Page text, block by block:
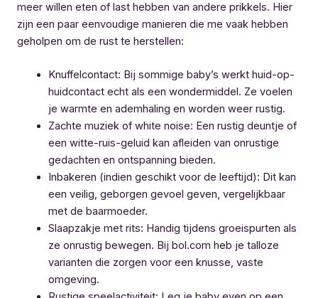
meer willen eten of last hebben van andere prikkels. Hier
zijn een paar eenvoudige manieren die me vaak hebben
geholpen om de rust te herstellen:
Knuffelcontact: Bij sommige baby’s werkt huid-op-
huidcontact echt als een wondermiddel. Ze voelen
je warmte en ademhaling en worden weer rustig.
Zachte muziek of white noise: Een rustig deuntje of
een witte-ruis-geluid kan afleiden van onrustige
gedachten en ontspanning bieden.
Inbakeren (indien geschikt voor de leeftijd): Dit kan
een veilig, geborgen gevoel geven, vergelijkbaar
met de baarmoeder.
Slaapzakje met rits: Handig tijdens groeispurten als
ze onrustig bewegen. Bij bol.com heb je talloze
varianten die zorgen voor een knusse, vaste
omgeving.